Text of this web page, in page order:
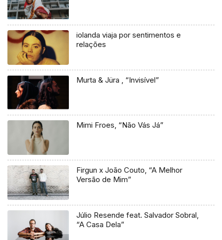
iolanda viaja por sentimentos e
relações
Murta & Jüra , “Invisível”
Mimi Froes, “Não Vás Já”
Firgun x João Couto, “A Melhor
Versão de Mim”
Júlio Resende feat. Salvador Sobral,
“A Casa Dela”